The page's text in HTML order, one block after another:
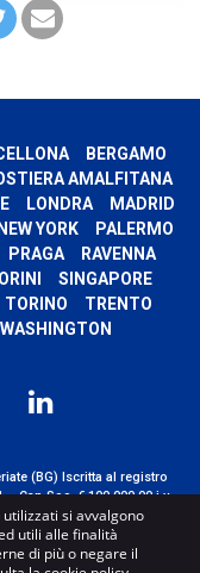
BERGAMO
AMALFITANA
LONDRA
MADRID
NEW YORK
PALERMO
PRAGA
RAVENNA
SINGAPORE
TORINO
TRENTO
WASHINGTON
(BG) Iscritta al registro
Cap.Soc. € 100.000,00 i.v.
si avvalgono
utili alle finalità
di più o negare il